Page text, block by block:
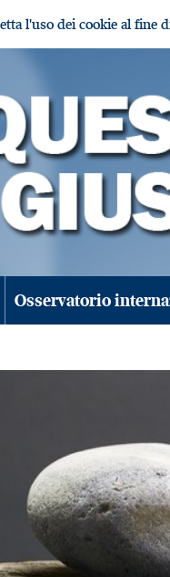
l'uso dei cookie al fine
Osservatorio